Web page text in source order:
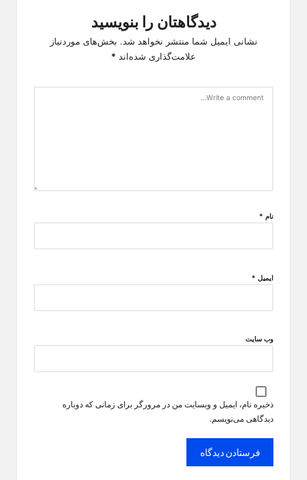
دیدگاهتان را بنویسید
نشانی ایمیل شما منتشر نخواهد شد. بخش‌های موردنیاز
علامت‌گذاری شده‌اند *
نام *
ایمیل *
وب‌ سایت
ذخیره نام، ایمیل و وبسایت من در مرورگر برای زمانی که دوباره
دیدگاهی می‌نویسم.